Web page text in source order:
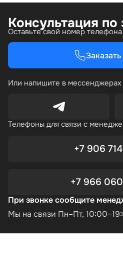
Консультация по
Оставьте свой номер телефона
Или напишите в мессенджерах
Телефоны для связи с
+7 906
+7 966
При звонке сообщите
Мы на связи Пн–Пт,